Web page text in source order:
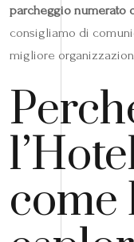
parcheggio numerato
consigliamo di
migliore
come